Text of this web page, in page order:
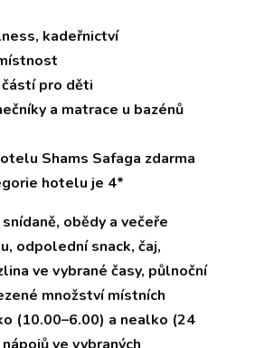
kadeřnictví
pro děti
a matrace u bazénů
Shams Safaga zdarma
hotelu je 4*
obědy a večeře
odpolední snack, čaj,
ve vybrané časy, půlnoční
množství místních
(10.00–6.00) a nealko (24